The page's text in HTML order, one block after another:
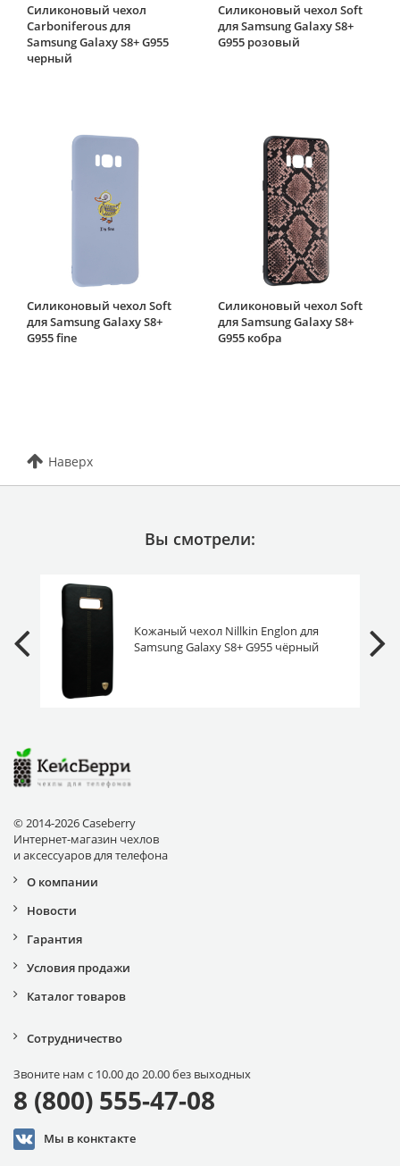
Силиконовый чехол
Carboniferous для
Samsung Galaxy S8+ G955
черный
Силиконовый чехол Soft
для Samsung Galaxy S8+
G955 розовый
Силиконовый чехол Soft
для Samsung Galaxy S8+
G955 fine
Силиконовый чехол Soft
для Samsung Galaxy S8+
G955 кобра
Наверх
Вы смотрели:
Кожаный чехол Nillkin Englon для
Samsung Galaxy S8+ G955 чёрный
© 2014-2026 Caseberry
Интернет-магазин чехлов
и аксессуаров для телефона
О компании
Новости
Гарантия
Условия продажи
Каталог товаров
Сотрудничество
Звоните нам с 10.00 до 20.00 без выходных
8 (800) 555-47-08
Мы в конктакте